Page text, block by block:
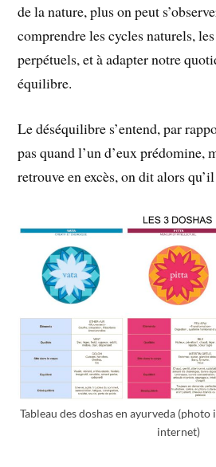
de la nature, plus on peut
comprendre les cycles naturels,
perpétuels, et à adapter notre
équilibre.
Le déséquilibre s’entend, par
pas quand l’un d’eux prédomine,
retrouve en excès, on dit alors qu’il
Tableau des doshas en ayurveda (photo
internet)